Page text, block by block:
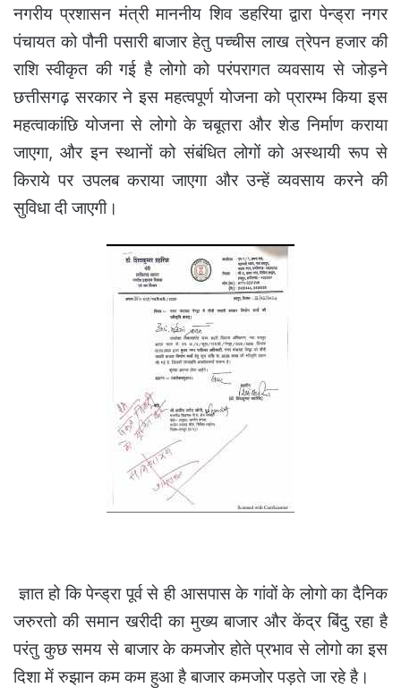
नगरीय प्रशासन मंत्री माननीय शिव डहरिया द्वारा पेन्ड्रा नगर
पंचायत को पौनी पसारी बाजार हेतु पच्चीस लाख त्रेपन हजार की
राशि स्वीकृत की गई है लोगो को परंपरागत व्यवसाय से जोड़ने
छत्तीसगढ़ सरकार ने इस महत्वपूर्ण योजना को प्रारम्भ किया इस
महत्वाकांछि योजना से लोगो के चबूतरा और शेड निर्माण कराया
जाएगा, और इन स्थानों को संबंधित लोगों को अस्थायी रूप से
किराये पर उपलब कराया जाएगा और उन्हें व्यवसाय करने की
सुविधा दी जाएगी।
ज्ञात हो कि पेन्ड्रा पूर्व से ही आसपास के गांवों के लोगो का दैनिक
जरुरतो की समान खरीदी का मुख्य बाजार और केंद्र बिंदु रहा है
परंतु कुछ समय से बाजार के कमजोर होते प्रभाव से लोगो का इस
दिशा में रुझान कम कम हुआ है बाजार कमजोर पड़ते जा रहे है।